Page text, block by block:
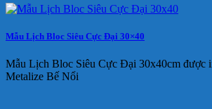
Mẫu Lịch Bloc Siêu Cực Đại 30×40
Mẫu Lịch Bloc Siêu Cực Đại 30x40cm được
Metalize Bế Nổi